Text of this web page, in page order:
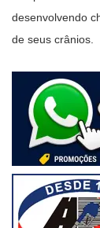
desenvolvendo
de seus crânios.